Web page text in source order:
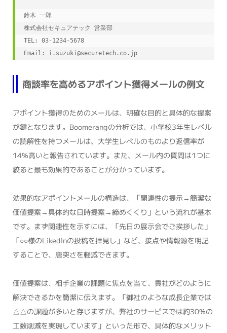
鈴木 一郎
株式会社セキュアテック 営業部
TEL: 03-1234-5678
Email: i.suzuki@securetech.co.jp
商談率を高めるアポイント獲得メールの例文
アポイント獲得のためのメールは、明確な目的と具体的な提案
が鍵となります。Boomerangの分析では、小学校3年生レベル
の読解性を持つメールは、大学生レベルのものより返信率が
14%高いと報告されています。また、メール内の質問は1つに
絞ると最も効果的であることが分かっています。
効果的なアポイントメールの構造は、「関連性の提示→簡潔な
価値提案→具体的な日時提案→締めくくり」という流れが基本
です。まず関連性を示すには、「先日の展示会でご挨拶した」
「○○様のLikedInの投稿を拝見し」など、接点や情報源を明記
することで、唐突さを軽減できます。
価値提案は、相手企業の課題に焦点を当て、貴社がどのように
解決できるかを簡潔に伝えます。「御社のような成長企業では
△△の課題が多いと存じますが、弊社のサービスでは約30%の
工数削減を実現しています」といった形で、具体的なメリット